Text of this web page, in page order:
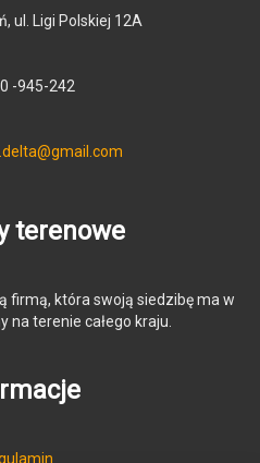
ul. Ligi Polskiej 12A
-945-242
.delta@gmail.com
terenowe
firmą, która swoją siedzibę ma w
na terenie całego kraju.